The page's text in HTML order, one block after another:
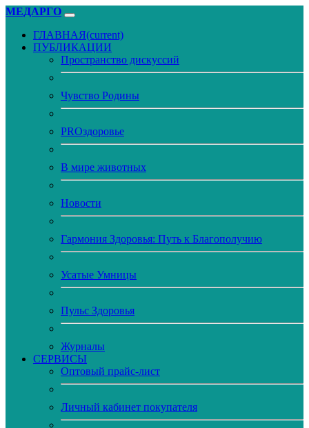
МЕДАРГО
ГЛАВНАЯ(current)
ПУБЛИКАЦИИ
Пространство дискуссий
Чувство Родины
PROздоровье
В мире животных
Новости
Гармония Здоровья: Путь к Благополучию
Усатые Умницы
Пульс Здоровья
Журналы
CЕРВИСЫ
Оптовый прайс-лист
Личный кабинет покупателя